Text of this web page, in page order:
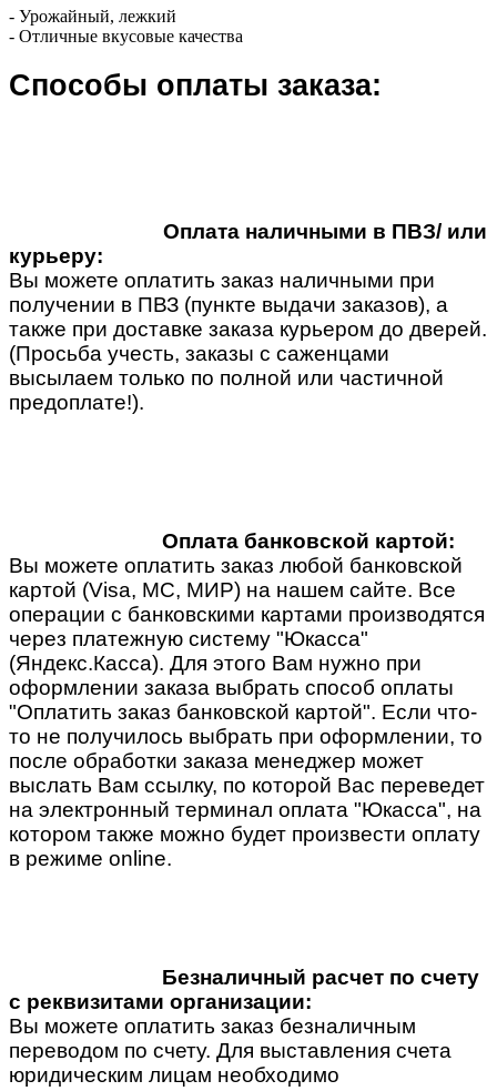
- Урожайный, лежкий
- Отличные вкусовые качества
Способы оплаты заказа:
Оплата наличными в ПВЗ/ или
курьеру:
Вы можете оплатить заказ наличными при
получении в ПВЗ (пункте выдачи заказов), а
также при доставке заказа курьером до дверей.
(Просьба учесть, заказы с саженцами
высылаем только по полной или частичной
предоплате!).
Оплата банковской картой:
Вы можете оплатить заказ любой банковской
картой (Visa, MC, МИР) на нашем сайте. Все
операции с банковскими картами производятся
через платежную систему "Юкасса"
(Яндекс.Касса). Для этого Вам нужно при
оформлении заказа выбрать способ оплаты
"Оплатить заказ банковской картой". Если что-
то не получилось выбрать при оформлении, то
после обработки заказа менеджер может
выслать Вам ссылку, по которой Вас переведет
на электронный терминал оплата "Юкасса", на
котором также можно будет произвести оплату
в режиме online.
Безналичный расчет по счету
с реквизитами организации:
Вы можете оплатить заказ безналичным
переводом по счету. Для выставления счета
юридическим лицам необходимо